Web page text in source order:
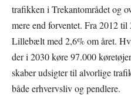
trafikken i Trekantområdet og
mere end forventet. Fra 2012
Lillebælt med 2,6% om året.
der i 2030 køre 97.000
skaber udsigter til alvorlige
både erhvervsliv og pendlere.